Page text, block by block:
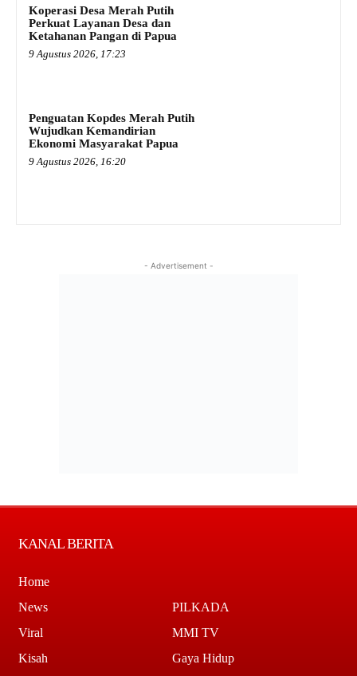
Koperasi Desa Merah Putih
Perkuat Layanan Desa dan
Ketahanan Pangan di Papua
9 Agustus 2026, 17:23
Penguatan Kopdes Merah Putih
Wujudkan Kemandirian
Ekonomi Masyarakat Papua
9 Agustus 2026, 16:20
- Advertisement -
KANAL BERITA
Home
News
Viral
Kisah
PILKADA
MMI TV
Gaya Hidup